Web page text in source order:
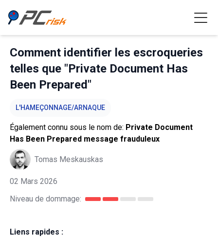
Comment identifier les escroqueries
telles que "Private Document Has
Been Prepared"
L'HAMEÇONNAGE/ARNAQUE
Également connu sous le nom de: Private Document
Has Been Prepared message frauduleux
Tomas Meskauskas
02 Mars 2026
Niveau de dommage:
Liens rapides :